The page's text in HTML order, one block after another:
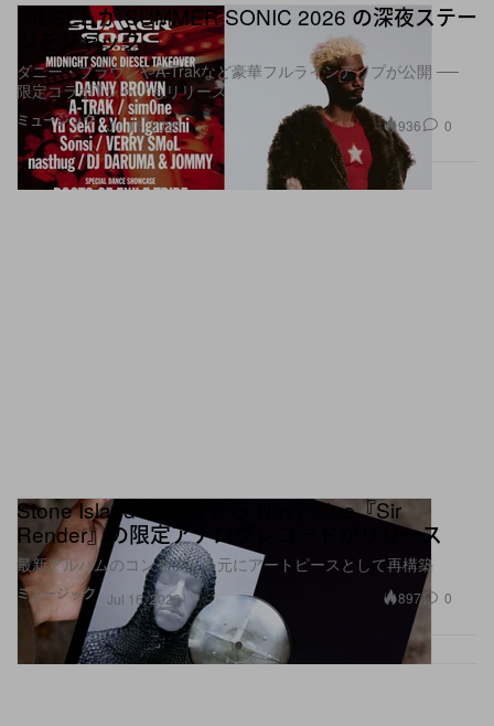
ミュージック
DIESEL が SUMMER SONIC 2026 の深夜ステー
ジをジャック
ダニー・ブラウンやA-Trakなど豪華フルラインアップが公開 ──
限定コラボTシャツもリリース
Jul 15, 2026 936 0
ミュージック
Stone Island Sound から Navy Blue『Sir
Render』の限定アナログレコードがリリース
最新アルバムのコンセプトを元にアートピースとして再構築
Jul 16, 2026 897 0